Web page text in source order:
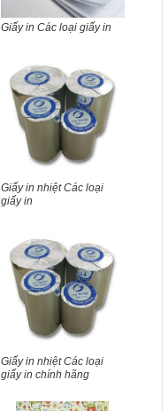
Giấy in Các loại giấy in
Giấy in nhiệt Các loại
giấy in
Giấy in nhiệt Các loại
giấy in chính hãng